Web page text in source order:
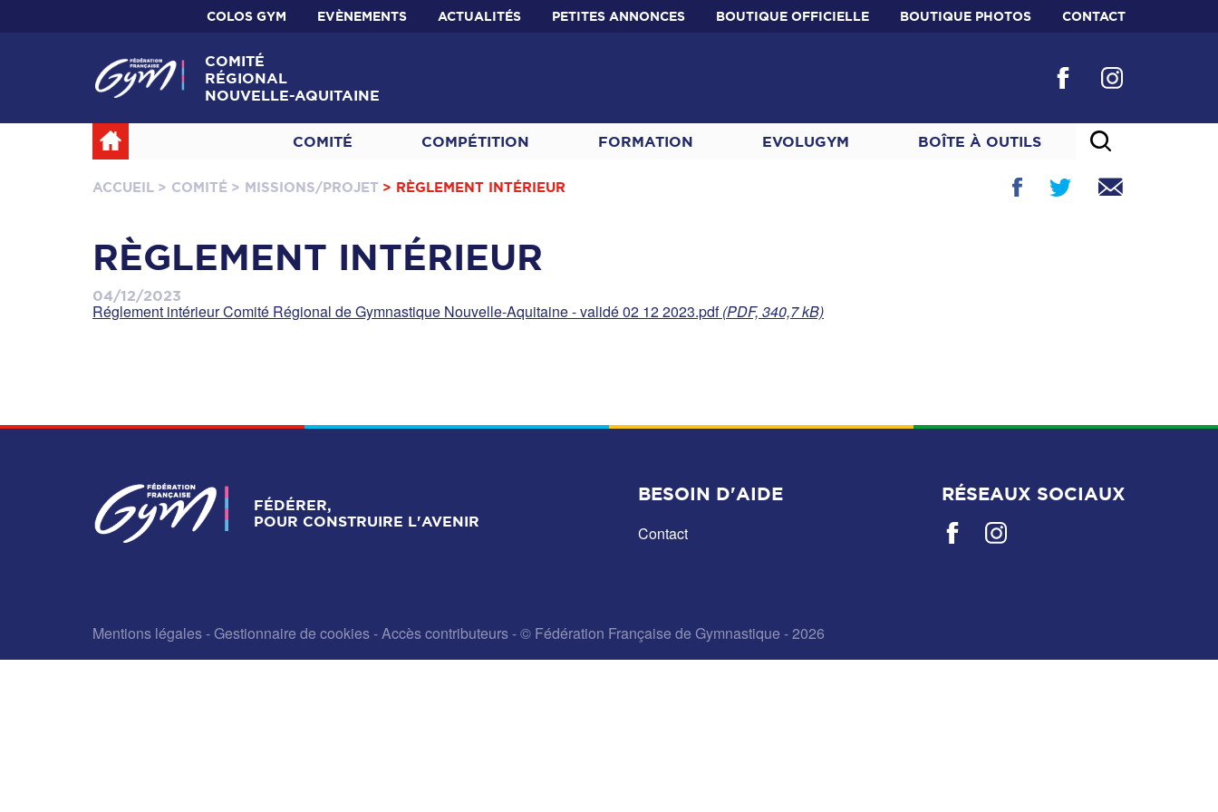
COLOS GYM EVÈNEMENTS ACTUALITÉS PETITES ANNONCES BOUTIQUE OFFICIELLE BOUTIQUE PHOTOS CONTACT
COMITÉ
RÉGIONAL
NOUVELLE-AQUITAINE
COMITÉ COMPÉTITION FORMATION EVOLUGYM BOÎTE À OUTILS
ACCUEIL > COMITÉ > MISSIONS/PROJET > RÈGLEMENT INTÉRIEUR
RÈGLEMENT INTÉRIEUR
04/12/2023
Réglement intérieur Comité Régional de Gymnastique Nouvelle-Aquitaine - validé 02 12 2023.pdf(PDF, 340,7 kB)
FÉDÉRER,
POUR CONSTRUIRE L'AVENIR
BESOIN D'AIDE
Contact
RÉSEAUX SOCIAUX
Mentions légales-Gestionnaire de cookies-Accès contributeurs- © Fédération Française de Gymnastique - 2026